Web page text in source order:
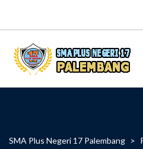
SMA Plus Negeri 17 Palembang >